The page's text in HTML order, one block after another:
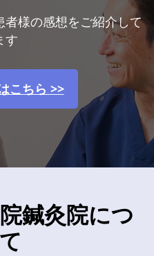
様の感想をご紹介して
す
こちら >>
鍼灸院につ